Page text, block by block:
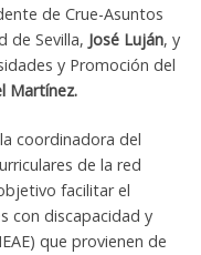
de Crue-Asuntos
de Sevilla, José Luján, y
y Promoción del
Martínez.
coordinadora del
de la red
facilitar el
con discapacidad y
que provienen de